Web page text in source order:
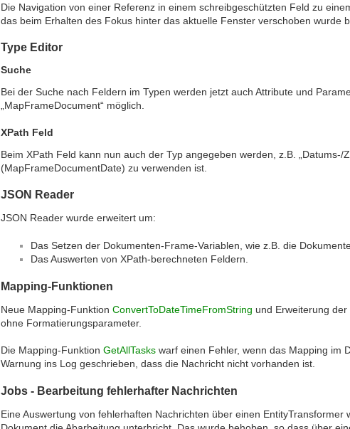
Die Navigation von einer Referenz in einem schreibgeschützten Feld zu
das beim Erhalten des Fokus hinter das aktuelle Fenster verschoben wurde
Type Editor
Suche
Bei der Suche nach Feldern im Typen werden jetzt auch Attribute und
„MapFrameDocument“ möglich.
XPath Feld
Beim XPath Feld kann nun auch der Typ angegeben werden, z.B.
(MapFrameDocumentDate) zu verwenden ist.
JSON Reader
JSON Reader wurde erweitert um:
Das Setzen der Dokumenten-Frame-Variablen, wie z.B. die
Das Auswerten von XPath-berechneten Feldern.
Mapping-Funktionen
Neue Mapping-Funktion ConvertToDateTimeFromString und Erweiterung
ohne Formatierungsparameter.
Die Mapping-Funktion GetAllTaskswarf einen Fehler, wenn das Mapping im
Warnung ins Log geschrieben, dass die Nachricht nicht vorhanden ist.
Jobs - Bearbeitung fehlerhafter Nachrichten
Eine Auswertung von fehlerhaften Nachrichten über einen